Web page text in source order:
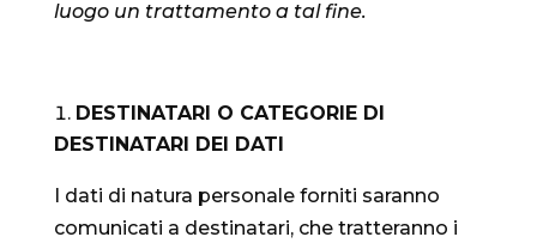
luogo un trattamento a tal fine.
DESTINATARI O CATEGORIE DI
DESTINATARI DEI DATI
I dati di natura personale forniti saranno
comunicati a destinatari, che tratteranno i